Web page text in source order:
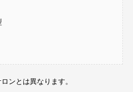
ンとは異なります。